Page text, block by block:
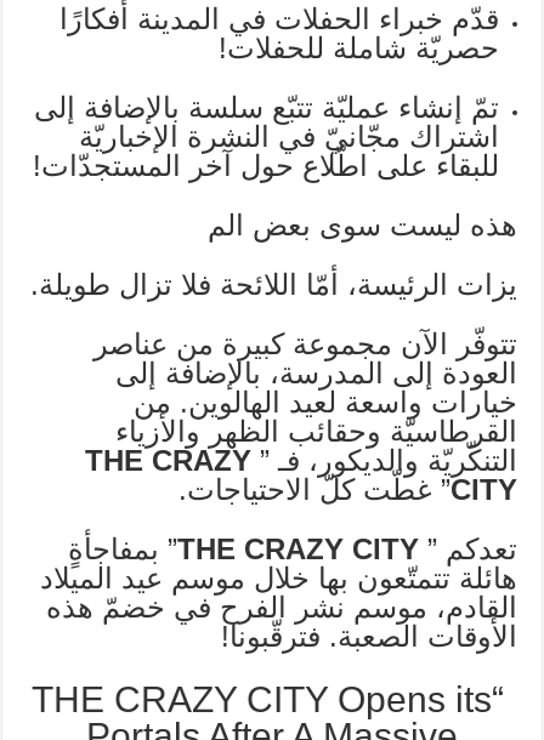
قدّم خبراء الحفلات في المدينة أفكارًا
حصريّة شاملة للحفلات!
تمّ إنشاء عمليّة تتبّع سلسة بالإضافة إلى
اشتراك مجّانيّ في النشرة الإخباريّة
للبقاء على اطّلاع حول آخر المستجدّات!
هذه ليست سوى بعض الم
يزات الرئيسة، أمّا اللائحة فلا تزال طويلة.
تتوفّر الآن مجموعة كبيرة من عناصر
العودة إلى المدرسة، بالإضافة إلى
خيارات واسعة لعيد الهالوين. من
القرطاسيّة وحقائب الظهر والأزياء
التنكّريّة والديكور، فـ ”THE CRAZY
CITY” غطّت كلّ الاحتياجات.
تعدكم ”THE CRAZY CITY” بمفاجأةٍ
هائلة تتمتّعون بها خلال موسم عيد الميلاد
القادم، موسم نشر الفرح في خضمّ هذه
الأوقات الصعبة. فترقّبونا!
“THE CRAZY CITY Opens its